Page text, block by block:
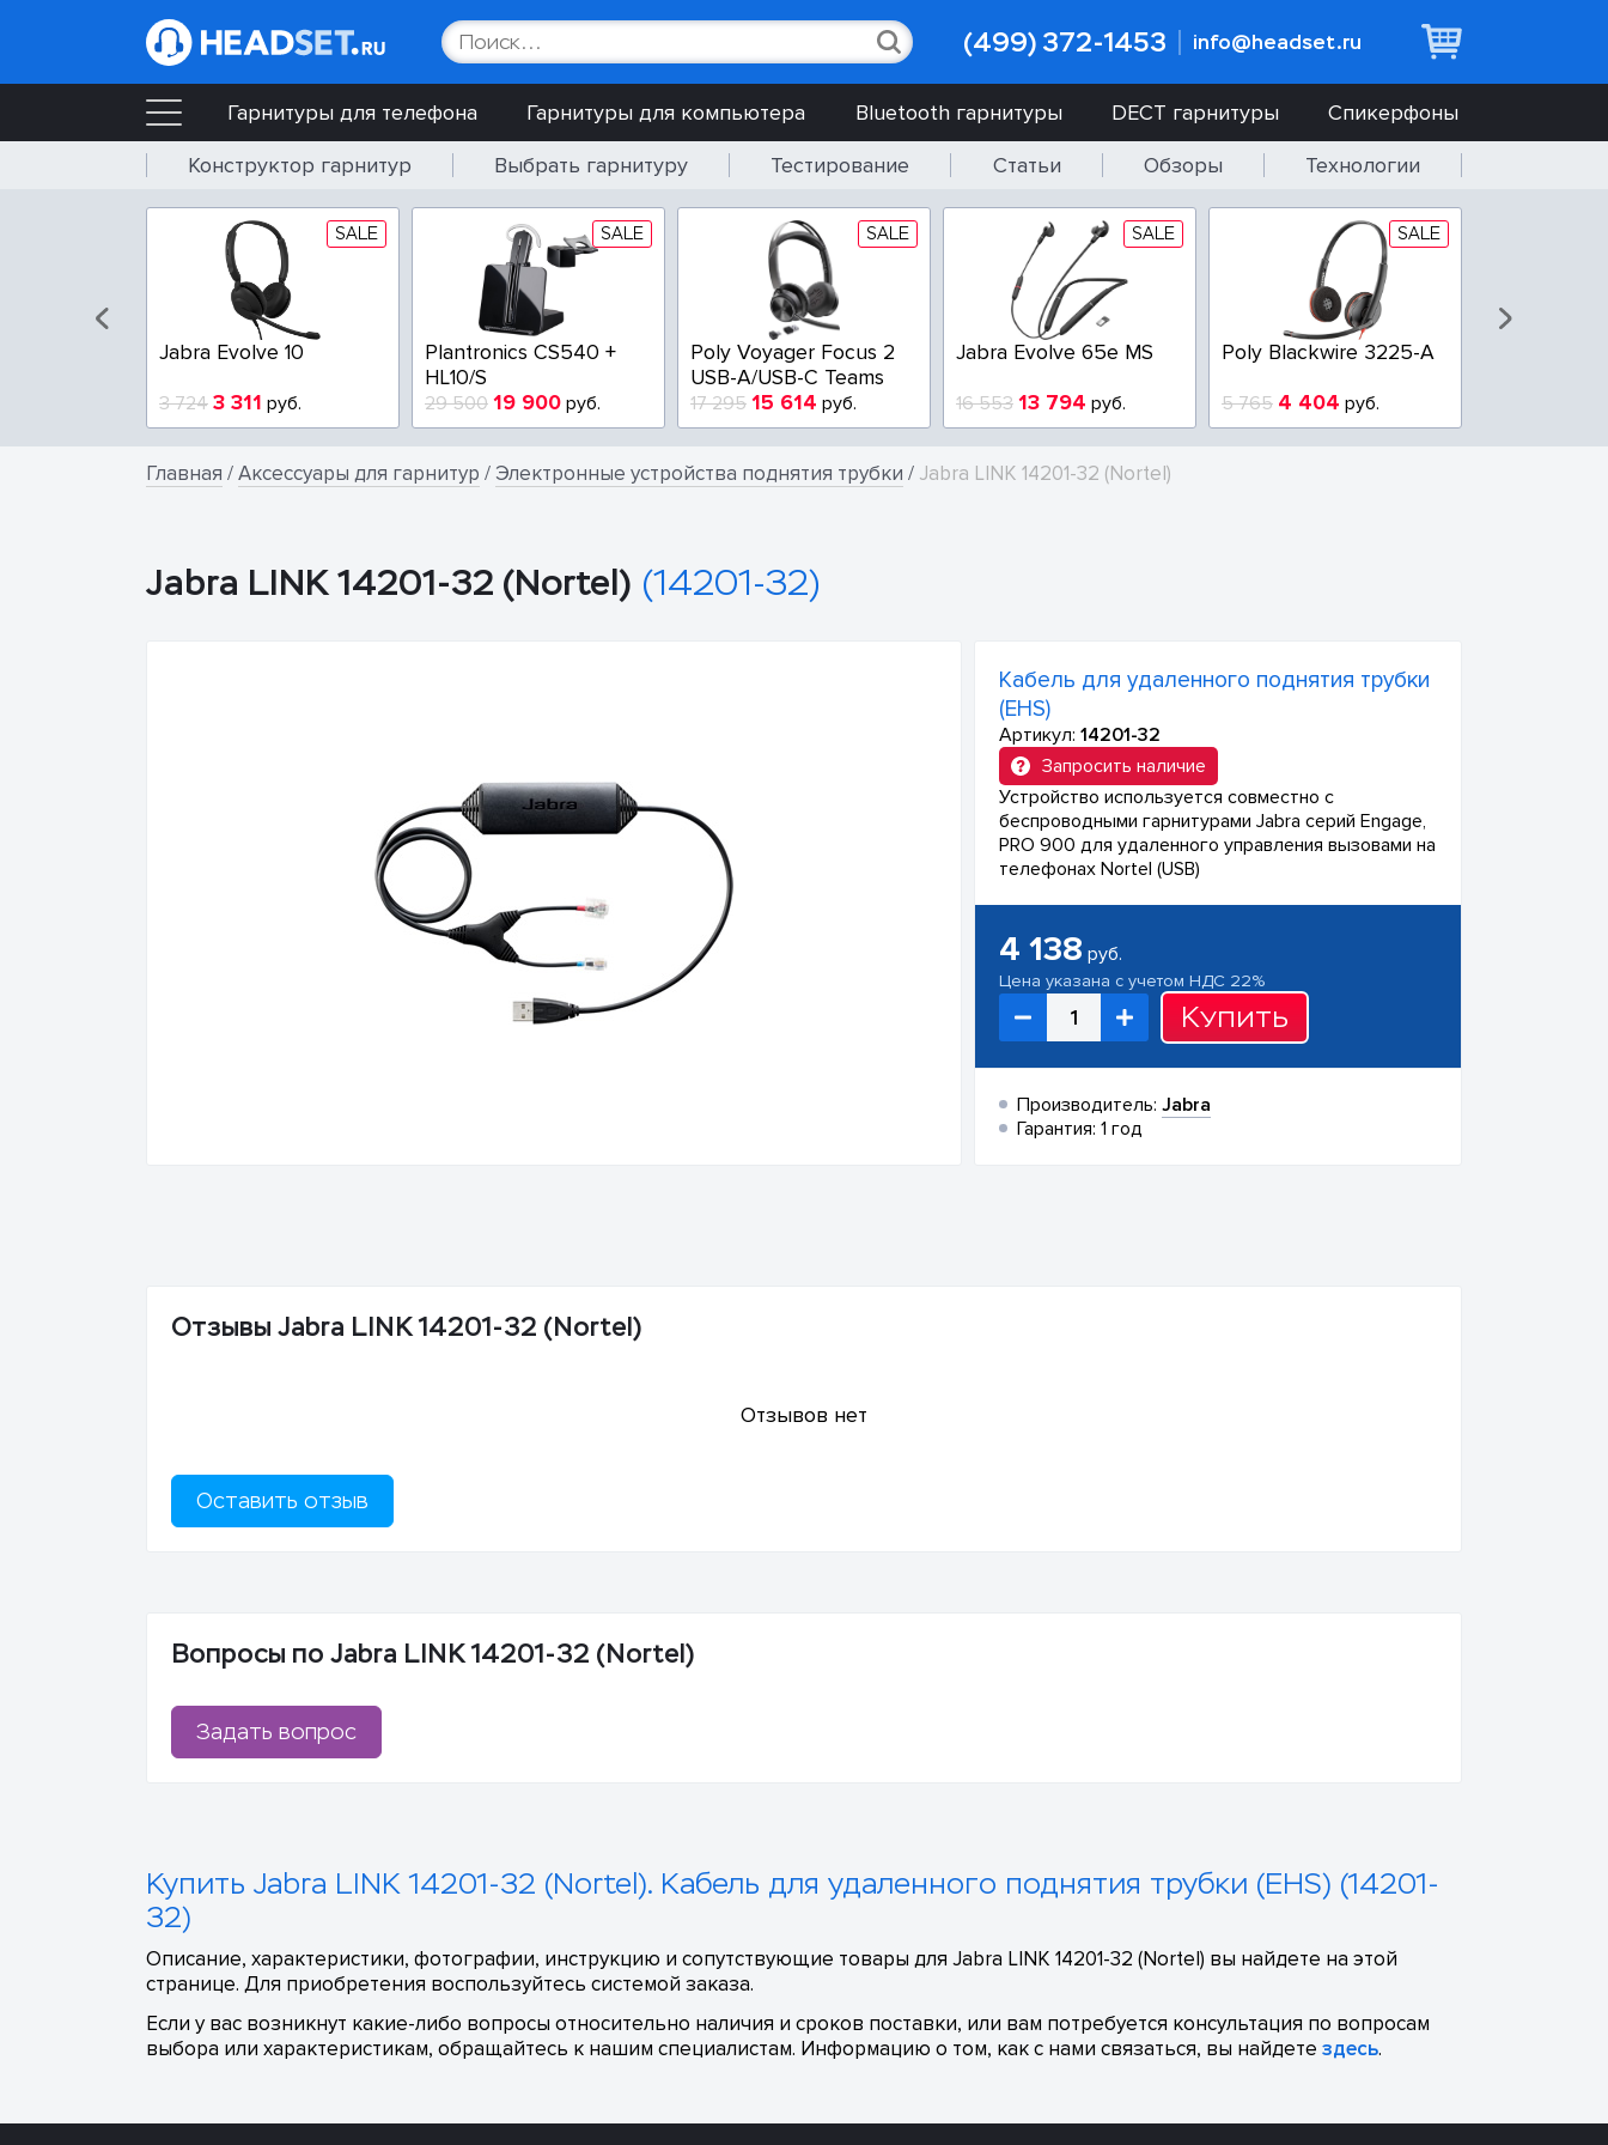
(499) 372-1453 info@headset.ru
Гарнитуры для телефона Гарнитуры для компьютера Bluetooth гарнитуры DECT гарнитуры
Спикерфоны
Конструктор гарнитур
Выбрать гарнитуру Тестирование Статьи Обзоры Технологии
SALE
Jabra Evolve 10
3 724 3 311 руб.
SALE
Plantronics CS540 +
HL10/S
29 500 19 900 руб.
SALE
Poly Voyager Focus 2
USB-A/USB-C Teams
17 295 15 614 руб.
SALE
Jabra Evolve 65e MS
16 553 13 794 руб.
SALE
Poly Blackwire 3225-A
5 765 4 404 руб.
Главная /Аксессуары для гарнитур /Электронные устройства поднятия трубки / Jabra LINK 14201-32 (Nortel)
Jabra LINK 14201-32 (Nortel) (14201-32)
Кабель для удаленного поднятия трубки
(EHS)
Артикул: 14201-32
Запросить наличие
Устройство используется совместно с
беспроводными гарнитурами Jabra серий Engage,
PRO 900 для удаленного управления вызовами на
телефонах Nortel (USB)
4 138 руб.
Цена указана с учетом НДС 22%
Купить
Производитель: Jabra
Гарантия: 1 год
Отзывы Jabra LINK 14201-32 (Nortel)
Отзывов нет
Оставить отзыв
Вопросы по Jabra LINK 14201-32 (Nortel)
Задать вопрос
Купить Jabra LINK 14201-32 (Nortel). Кабель для удаленного поднятия трубки (EHS) (14201-
32)
Описание, характеристики, фотографии, инструкцию и сопутствующие товары для Jabra LINK 14201-32 (Nortel) вы найдете на этой
странице. Для приобретения воспользуйтесь системой заказа.
Если у вас возникнут какие-либо вопросы относительно наличия и сроков поставки, или вам потребуется консультация по вопросам
выбора или характеристикам, обращайтесь к нашим специалистам. Информацию о том, как с нами связаться, вы найдете здесь.